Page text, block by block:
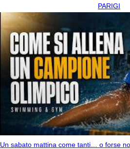
PARIGI
Un sabato mattina come tanti… o forse